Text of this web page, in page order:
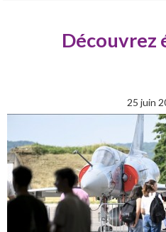
Découvrez
25 juin